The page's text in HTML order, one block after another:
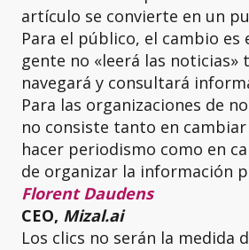
artículo se convierte en un
Para el público, el cambio es
gente no «leerá las noticias»
navegará y consultará
Para las organizaciones de
no consiste tanto en
hacer periodismo como en
de organizar la información
Florent Daudens
CEO, Mizal.ai
Los clics no serán la medida